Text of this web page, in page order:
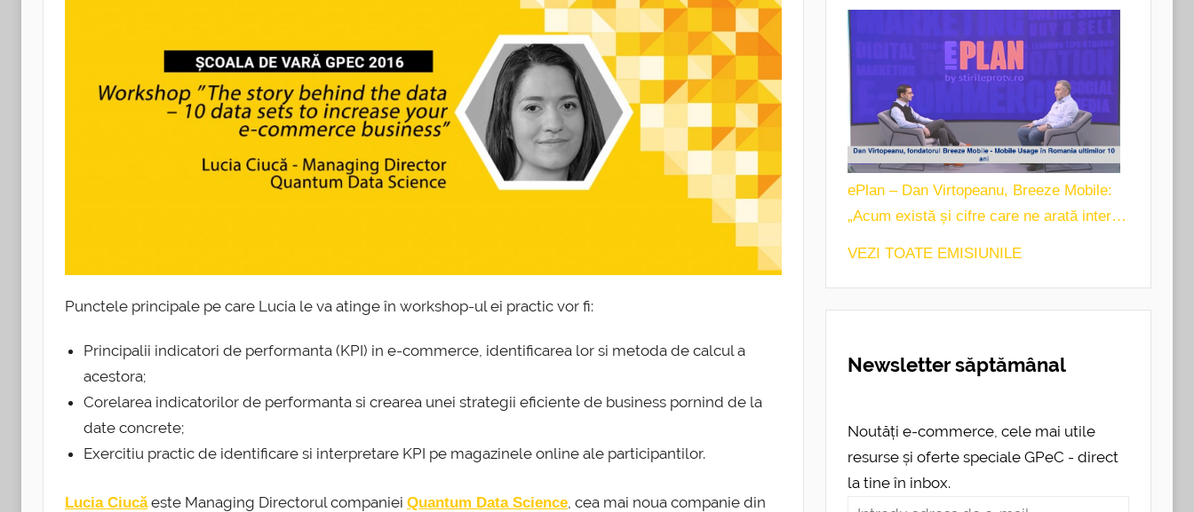
Punctele principale pe care Lucia le va atinge în workshop-ul ei practic vor fi:
Principalii indicatori de performanta (KPI) in e-commerce, identificarea lor si metoda de calcul a
acestora;
Corelarea indicatorilor de performanta si crearea unei strategii eficiente de business pornind de la
date concrete;
Exercitiu practic de identificare si interpretare KPI pe magazinele online ale participantilor.
Lucia Ciucăeste Managing Directorul companiei Quantum Data Science , cea mai noua companie din
ePlan – Dan Virtopeanu, Breeze Mobile:
„Acum există și cifre care ne arată interes
VEZI TOATE EMISIUNILE
Newsletter săptămânal
Noutăți e-commerce, cele mai utile
resurse și oferte speciale GPeC - direct
la tine în inbox.